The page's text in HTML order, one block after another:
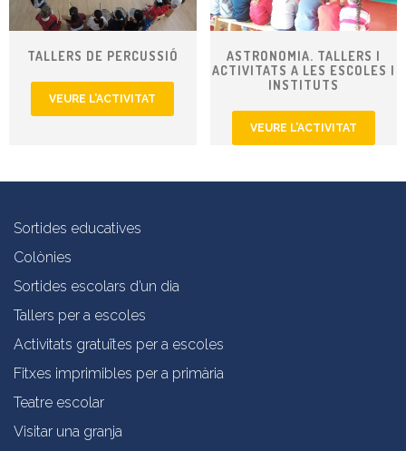
TALLERS DE PERCUSSIÓ
VEURE L’ACTIVITAT
ASTRONOMIA. TALLERS I
ACTIVITATS A LES ESCOLES I
INSTITUTS
VEURE L’ACTIVITAT
Sortides educatives
Colònies
Sortides escolars d’un dia
Tallers per a escoles
Activitats gratuïtes per a escoles
Fitxes imprimibles per a primària
Teatre escolar
Visitar una granja